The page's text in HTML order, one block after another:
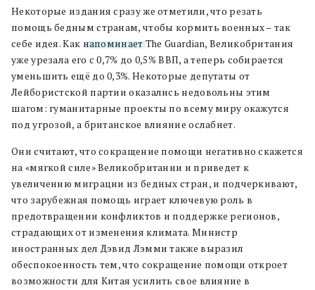
Некоторые издания сразу же отметили, что резать
помощь бедным странам, чтобы кормить военных – так
себе идея. Как напоминаетThe Guardian, Великобритания
уже урезала его с 0,7% до 0,5% ВВП, а теперь собирается
уменьшить ещё до 0,3%. Некоторые депутаты от
Лейбористской партии оказались недовольны этим
шагом: гуманитарные проекты по всему миру окажутся
под угрозой, а британское влияние ослабнет.
Они считают, что сокращение помощи негативно скажется
на «мягкой силе» Великобритании и приведет к
увеличению миграции из бедных стран, и подчеркивают,
что зарубежная помощь играет ключевую роль в
предотвращении конфликтов и поддержке регионов,
страдающих от изменения климата. Министр
иностранных дел Дэвид Лэмми также выразил
обеспокоенность тем, что сокращение помощи откроет
возможности для Китая усилить свое влияние в